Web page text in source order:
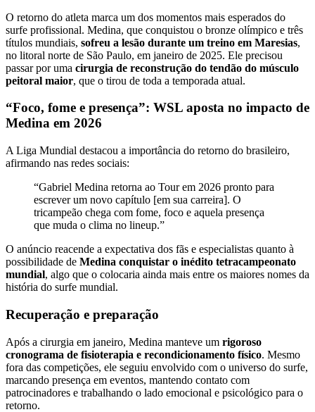
O retorno do atleta marca um dos momentos mais esperados do
surfe profissional. Medina, que conquistou o bronze olímpico e três
títulos mundiais, sofreu a lesão durante um treino em Maresias,
no litoral norte de São Paulo, em janeiro de 2025. Ele precisou
passar por uma cirurgia de reconstrução do tendão do músculo
peitoral maior, que o tirou de toda a temporada atual.
“Foco, fome e presença”: WSL aposta no impacto de
Medina em 2026
A Liga Mundial destacou a importância do retorno do brasileiro,
afirmando nas redes sociais:
“Gabriel Medina retorna ao Tour em 2026 pronto para
escrever um novo capítulo [em sua carreira]. O
tricampeão chega com fome, foco e aquela presença
que muda o clima no lineup.”
O anúncio reacende a expectativa dos fãs e especialistas quanto à
possibilidade de Medina conquistar o inédito tetracampeonato
mundial, algo que o colocaria ainda mais entre os maiores nomes da
história do surfe mundial.
Recuperação e preparação
Após a cirurgia em janeiro, Medina manteve um rigoroso
cronograma de fisioterapia e recondicionamento físico. Mesmo
fora das competições, ele seguiu envolvido com o universo do surfe,
marcando presença em eventos, mantendo contato com
patrocinadores e trabalhando o lado emocional e psicológico para o
retorno.